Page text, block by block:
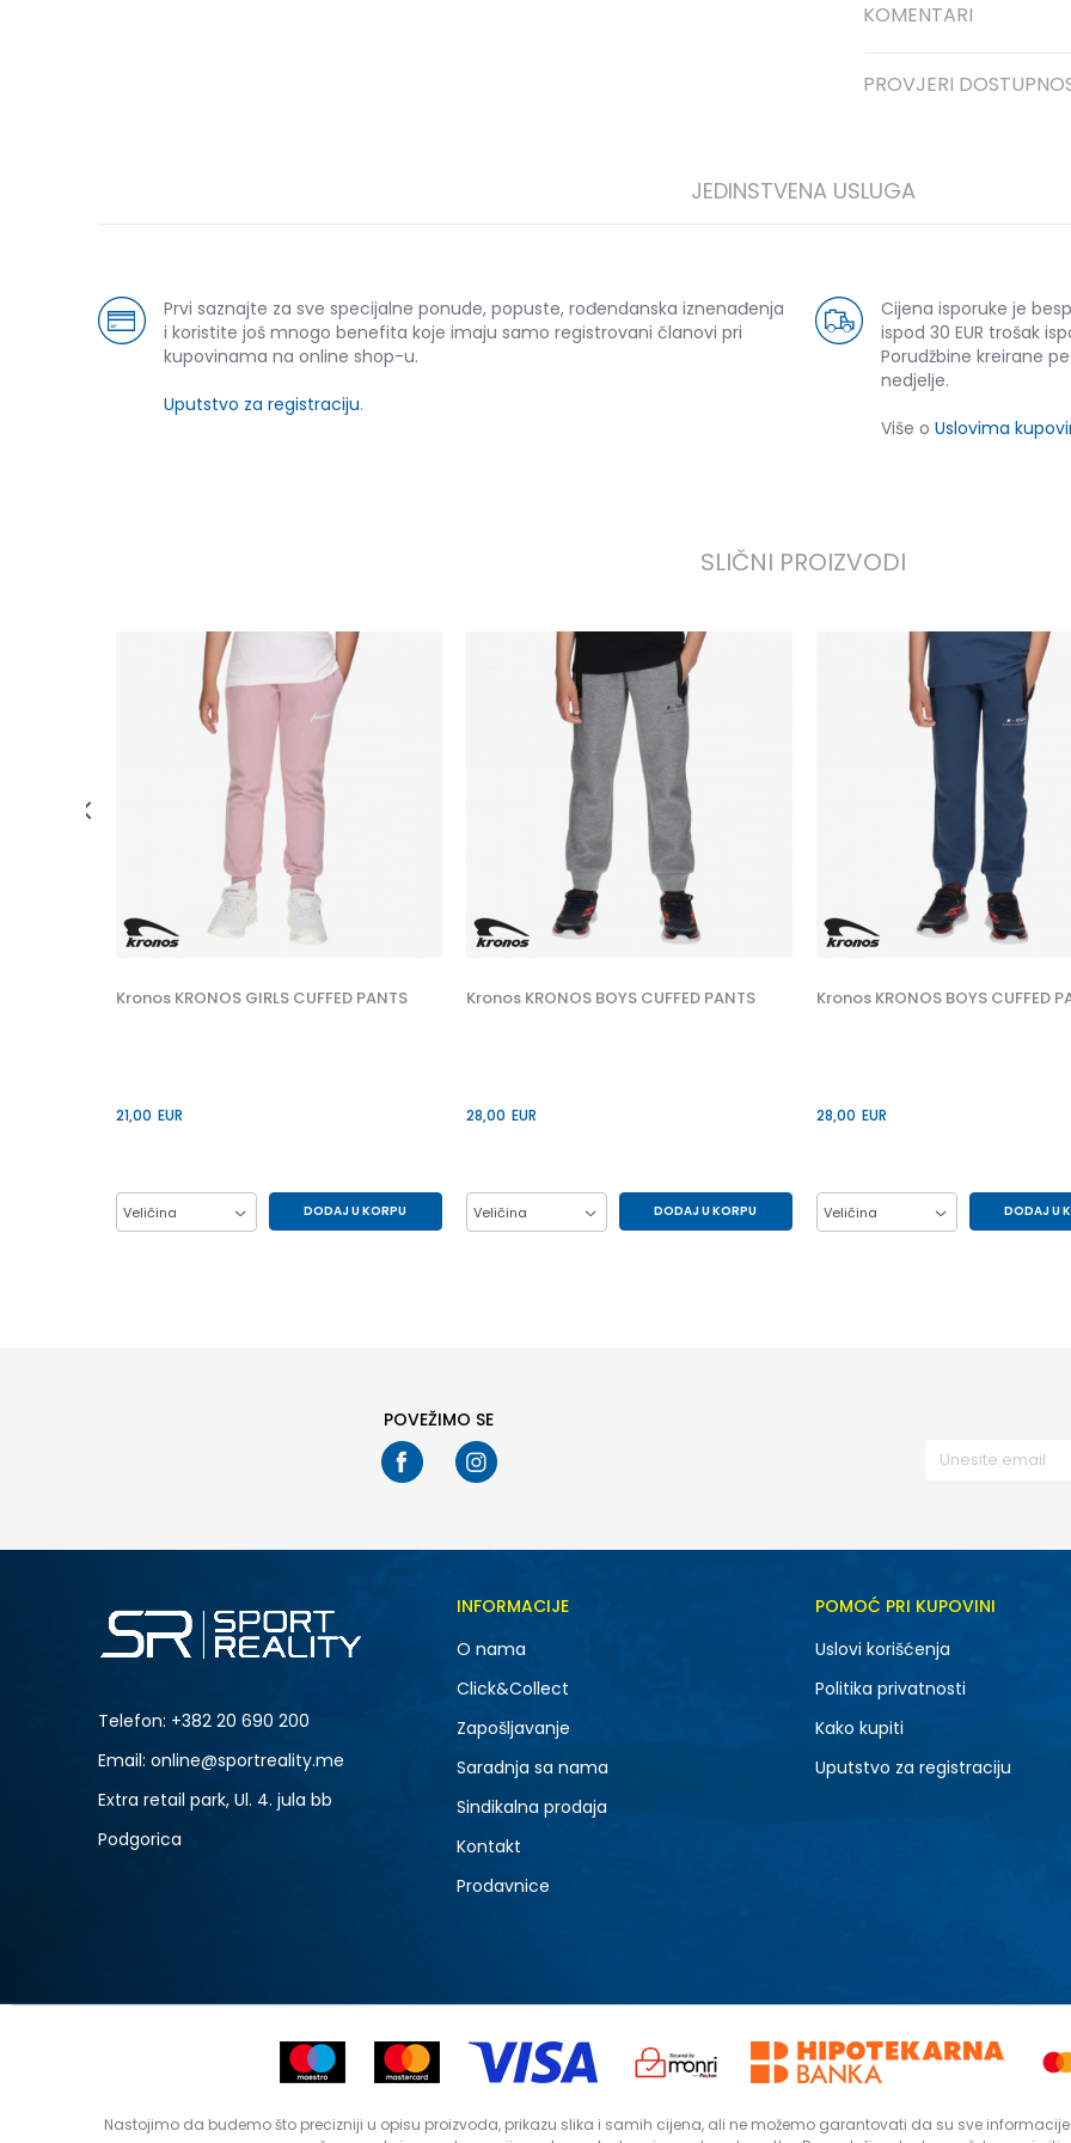
KOMENTARI
PROVJERI
JEDINSTVENA USLUGA
Prvi saznajte za sve specijalne ponude, popuste, rođendanska iznenađenja
i koristite još mnogo benefita koje imaju samo registrovani članovi pri
kupovinama na online shop-u.
Uputstvo za registraciju.
Cijena isporuke je
ispod 30 EUR trošak
Porudžbine kreirane
nedjelje.
Više o Uslovima
SLIČNI PROIZVODI
Kronos KRONOS GIRLS CUFFED PANTS
21,00 EUR
Veličina DODAJ U KORPU
Kronos KRONOS BOYS CUFFED PANTS
28,00 EUR
Veličina DODAJ U KORPU
Kronos KRONOS BOYS CUFFED
28,00 EUR
Veličina DODAJ U
POVEŽIMO SE
Telefon: +382 20 690 200
Email: online@sportreality.me
Extra retail park, Ul. 4. jula bb
Podgorica
INFORMACIJE
O nama
Click&Collect
Zapošljavanje
Saradnja sa nama
Sindikalna prodaja
Kontakt
Prodavnice
POMOĆ PRI KUPOVINI
Uslovi korišćenja
Politika privatnosti
Kako kupiti
Uputstvo za registraciju
Nastojimo da budemo što precizniji u opisu proizvoda, prikazu slika i samih cijena, ali ne možemo garantovati da su sve